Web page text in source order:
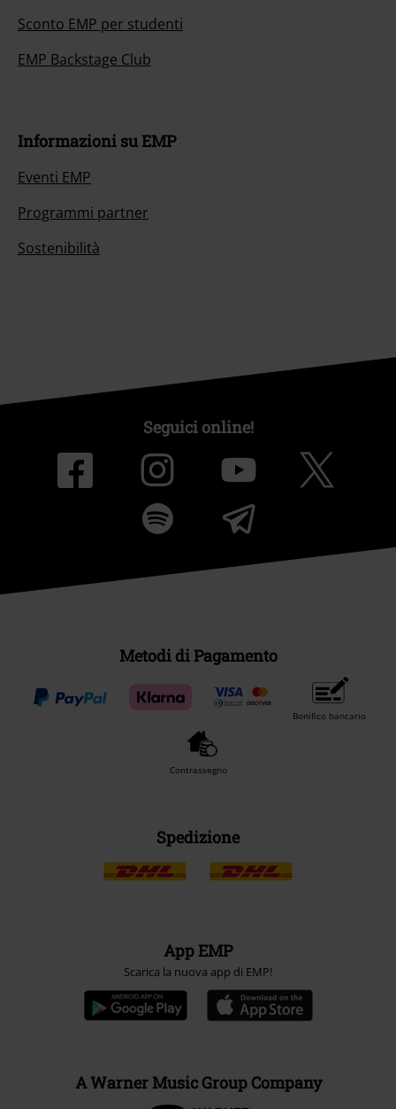
Sconto EMP per studenti
EMP Backstage Club
Informazioni su EMP
Eventi EMP
Programmi partner
Sostenibilità
Seguici online!
Metodi di Pagamento
Bonifico bancario
Contrassegno
Spedizione
App EMP
Scarica la nuova app di EMP!
A Warner Music Group Company